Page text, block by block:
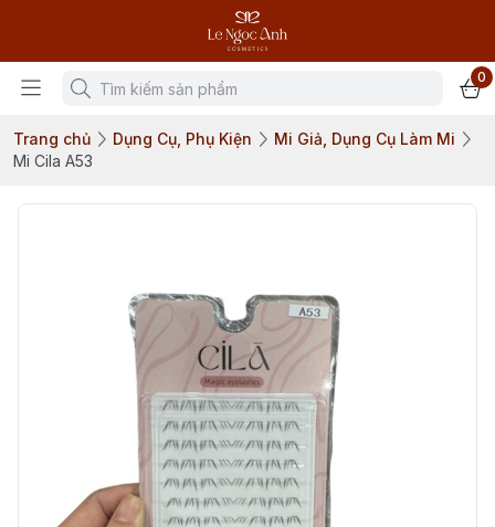
0
Trang chủ Dụng Cụ, Phụ Kiện
Mi Giả, Dụng Cụ Làm Mi
Mi Cila A53